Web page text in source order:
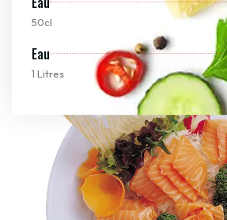
50cl
Eau
1 Litres